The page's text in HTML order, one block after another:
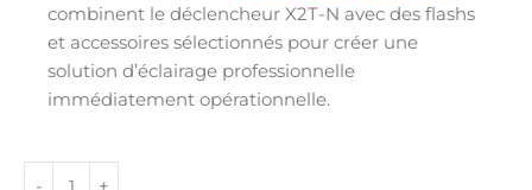
combinent le déclencheur X2T-N avec des flashs
et accessoires sélectionnés pour créer une
solution d’éclairage professionnelle
immédiatement opérationnelle.